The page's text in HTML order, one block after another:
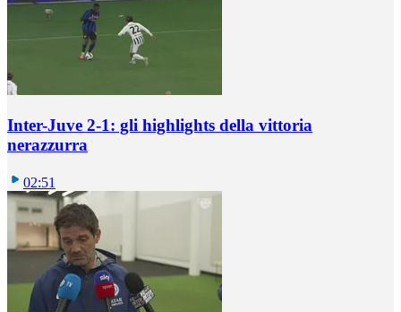
Inter-Juve 2-1: gli highlights della vittoria
nerazzurra
02:51